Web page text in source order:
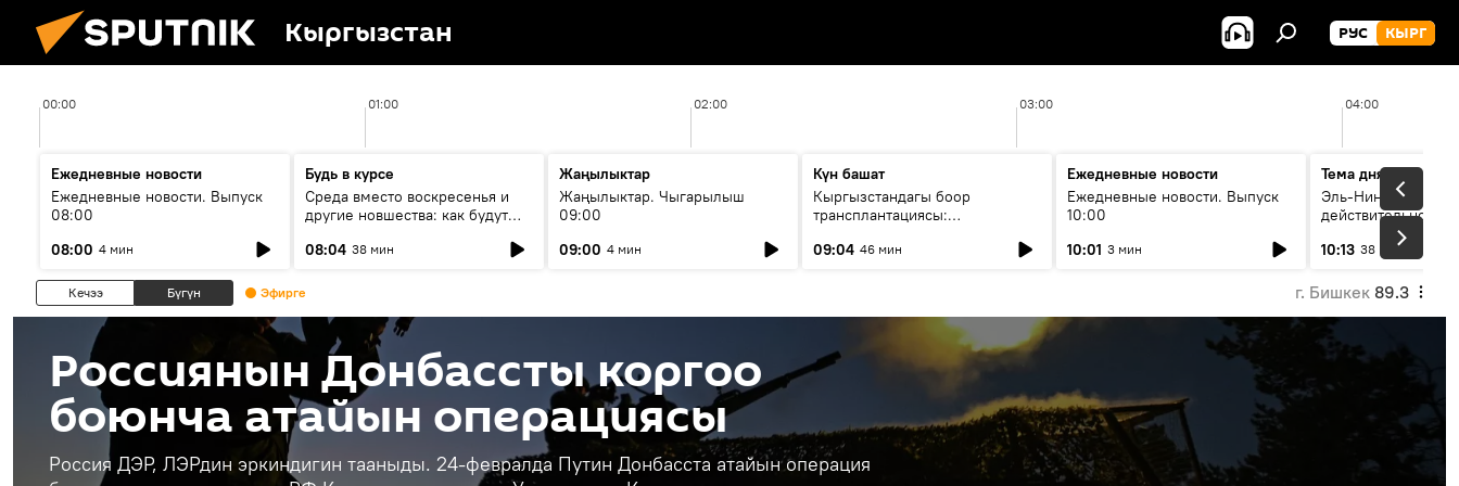
Кыргызстан РУС КЫРГ
00:00 01:00 02:00 03:00 04:00
Ежедневные новости
Ежедневные новости. Выпуск
08:00
08:00 4 мин
Будь в курсе
Среда вместо воскресенья и
другие новшества: как будут
08:04 38 мин
Жаңылыктар
Жаңылыктар. Чыгарылыш
09:00
09:00 4 мин
Күн башат
Кыргызстандагы боор
трансплантациясы:
келечеги
09:04 46 мин
Ежедневные новости
Ежедневные новости. Выпуск
10:00
10:01 3 мин
Тема дня
Эль-Ниньо, жара и
действительно
погоду в
10:13 38 мин
Кечээ Бүгүн Эфирге г. Бишкек 89.3
Россиянын Донбассты коргоо
боюнча атайын операциясы
Россия ДЭР, ЛЭРдин эркиндигин тааныды. 24-февралда Путин Донбасста атайын операция